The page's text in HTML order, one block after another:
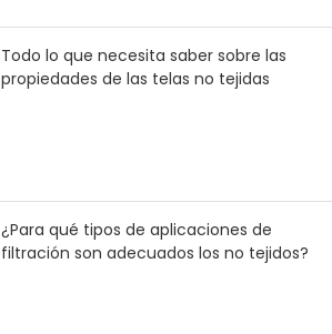
Todo lo que necesita saber sobre las
propiedades de las telas no tejidas
¿Para qué tipos de aplicaciones de
filtración son adecuados los no tejidos?